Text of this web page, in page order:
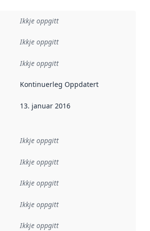
Ikkje oppgitt
:
Ikkje oppgitt
Ikkje oppgitt
:
Kontinuerleg Oppdatert
Denne datoen seier når dataa i dette
13. januar 2016
Ikkje oppgitt
Ikkje oppgitt
Ikkje oppgitt
Ikkje oppgitt
Ikkje oppgitt